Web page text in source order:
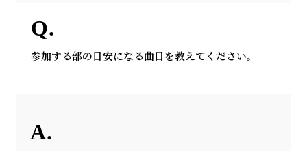
参加する部の目安になる曲目を教えてください。